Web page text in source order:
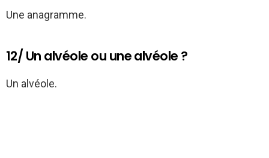
Une anagramme.
12/ Un alvéole ou une alvéole ?
Un alvéole.